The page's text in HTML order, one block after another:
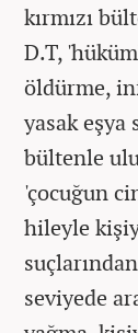
kırmızı
D.T,
öldürme,
yasak eşya
bültenle
'çocuğun
hileyle
seviyede